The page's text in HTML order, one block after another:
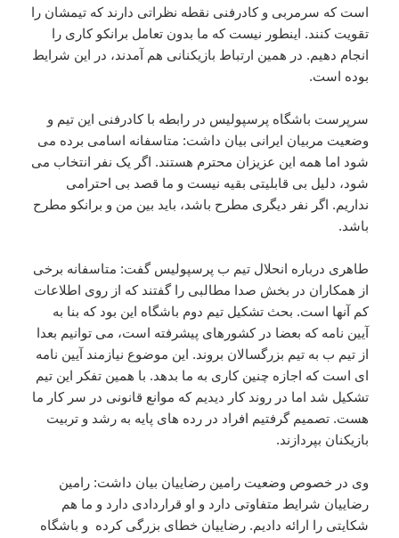
است که سرمربی و کادرفنی نقطه نظراتی دارند که تیمشان را
تقویت کنند. اینطور نیست که ما بدون تعامل برانکو کاری را
انجام دهیم. در همین ارتباط بازیکنانی هم آمدند، در این شرایط
بوده است.
سرپرست باشگاه پرسپولیس در رابطه با کادرفنی این تیم و
وضعیت مربیان ایرانی بیان داشت: متاسفانه اسامی برده می
شود اما همه این عزیزان محترم هستند. اگر یک نفر انتخاب می
شود، دلیل بی قابلیتی بقیه نیست و ما قصد بی احترامی
نداریم. اگر نفر دیگری مطرح باشد، باید بین من و برانکو مطرح
باشد.
طاهری درباره انحلال تیم ب پرسپولیس گفت: متاسفانه برخی
از همکاران در بخش صدا مطالبی را گفتند که از روی اطلاعات
کم آنها است. بحث تشکیل تیم دوم باشگاه این بود که بنا به
آیین نامه که بعضا در کشورهای پیشرفته است، می توانیم بعدا
از تیم ب به تیم بزرگسالان بروند. این موضوع نیازمند آیین نامه
ای است که اجازه چنین کاری به ما بدهد. با همین تفکر این تیم
تشکیل شد اما در روند کار دیدیم که موانع قانونی در سر کار ما
هست. تصمیم گرفتیم افراد در رده های پایه به رشد و تربیت
بازیکنان بپردازند.
وی در خصوص وضعیت رامین رضاییان بیان داشت: رامین
رضاییان شرایط متفاوتی دارد و او قراردادی دارد و ما هم
شکایتی را ارائه دادیم. رضاییان خطای بزرگی کرده و باشگاه